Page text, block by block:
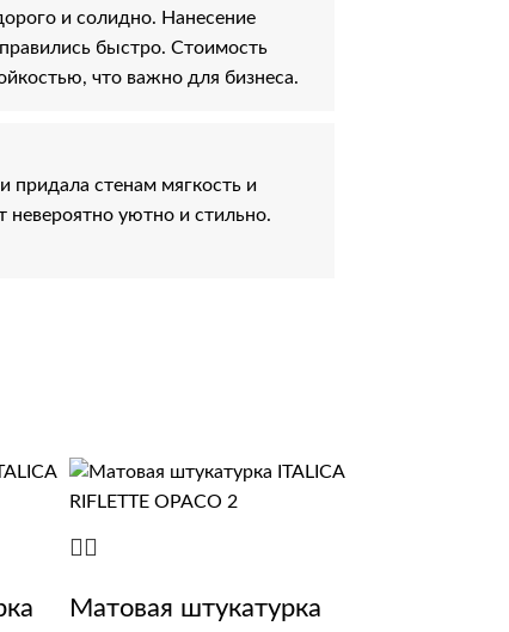
и солидно. Нанесение
быстро. Стоимость
что важно для бизнеса.
придала стенам мягкость и
невероятно уютно и стильно.
Матовая штукатурка